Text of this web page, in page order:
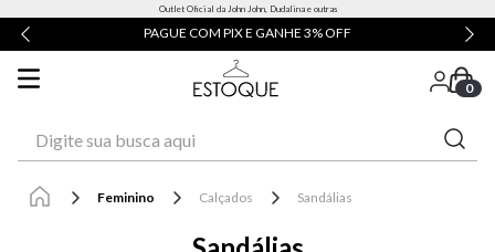
Outlet Oficial da John John, Dudalina e outras
PAGUE COM PIX E GANHE 3% OFF
0
Feminino Calçados Sandálias